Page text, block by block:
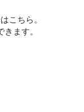
こちら。
ます。